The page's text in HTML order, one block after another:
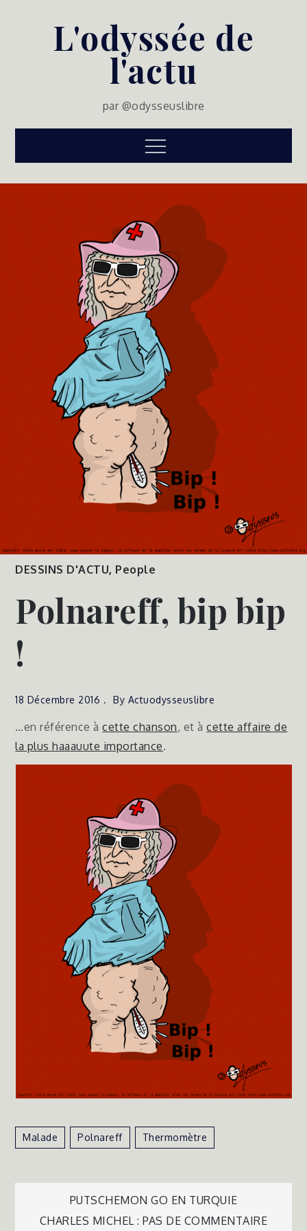
L'odyssée de
l'actu
par @odysseuslibre
Menu
DESSINS D'ACTU, People
Polnareff, bip bip
!
18 Décembre 2016 By Actuodysseuslibre
…en référence àcette chanson, et àcette affaire de
la plus haaauute importance.
Malade Polnareff Thermomètre
Navigation
PUTSCHEMON GO EN TURQUIE
CHARLES MICHEL : PAS DE COMMENTAIRE